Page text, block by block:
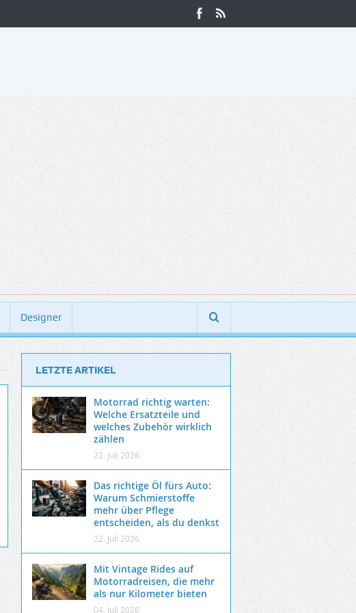
Designer
LETZTE ARTIKEL
Motorrad richtig warten:
Welche Ersatzteile und
welches Zubehör wirklich
zählen
22. Juli 2026
Das richtige Öl fürs Auto:
Warum Schmierstoffe
mehr über Pflege
entscheiden, als du denkst
22. Juli 2026
Mit Vintage Rides auf
Motorradreisen, die mehr
als nur Kilometer bieten
04. Juli 2026